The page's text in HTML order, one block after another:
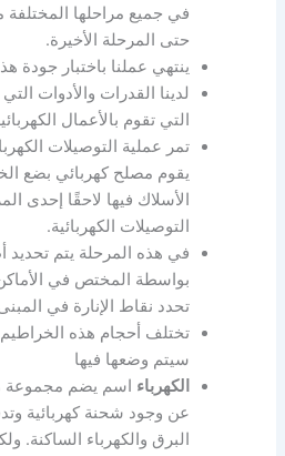
في جميع مراحلها المختلفة
حتى المرحلة الأخيرة.
ينتهي عملنا باختبار جودة
لدينا القدرات والأدوات
التي تقوم بالأعمال
تمر عملية التوصيلات
يقوم مصلح كهربائي بضع
الأسلاك فيها لاحقًا إحدى
التوصيلات الكهربائية.
في هذه المرحلة يتم تحديد
بواسطة المختص في
تحدد نقاط الإنارة في
تختلف أحجام هذه
سيتم وضعها فيها
الكهرباء اسم يضم مجموعة
عن وجود شحنة كهربائية
البرق والكهرباء الساكنة.